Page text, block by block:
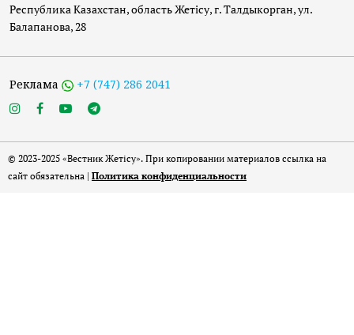
Республика Казахстан, область Жетісу, г. Талдыкорган, ул.
Балапанова, 28
Реклама +7 (747) 286 2041
© 2023-2025 «Вестник Жетісу». При копировании материалов ссылка на
сайт обязательна | Политика конфиденциальности